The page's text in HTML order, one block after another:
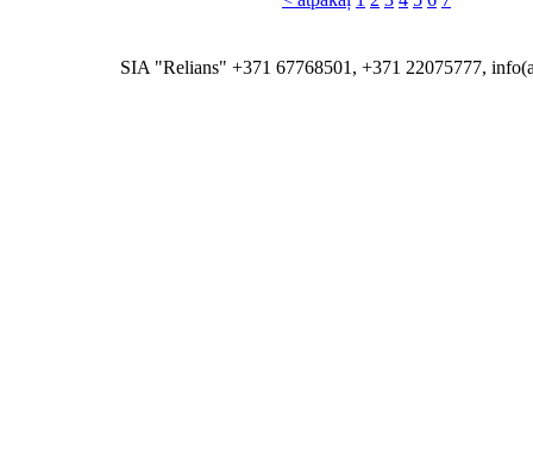
SIA "Relians" +371 67768501, +371 22075777,